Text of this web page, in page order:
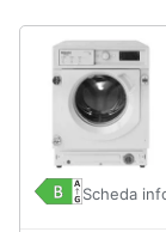
Elettrodomestici
professionali
industriali
Abbattitore
Macchine
Scheda